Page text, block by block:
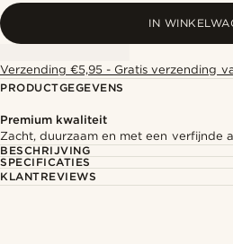
IN
Verzending €5,95 - Gratis verzending
PRODUCTGEGEVENS
Premium kwaliteit
Zacht, duurzaam en met een verfijnde
BESCHRIJVING
SPECIFICATIES
KLANTREVIEWS